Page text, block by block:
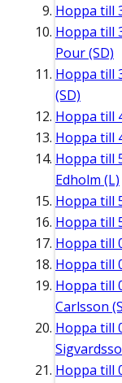
Hoppa till
Hoppa till
Pour (SD)
Hoppa till
(SD)
Hoppa till
Hoppa till
Hoppa till
Edholm (L)
Hoppa till
Hoppa till
Hoppa till
Hoppa till
Hoppa till
Carlsson
Hoppa till
Hoppa till